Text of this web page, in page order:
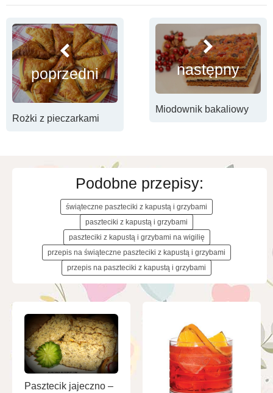
poprzedni
Rożki z pieczarkami
następny
Miodownik bakaliowy
Podobne przepisy:
świąteczne paszteciki z kapustą i grzybami
paszteciki z kapustą i grzybami
paszteciki z kapustą i grzybami na wigilię
przepis na świąteczne paszteciki z kapustą i grzybami
przepis na paszteciki z kapustą i grzybami
Pasztecik jajeczno –